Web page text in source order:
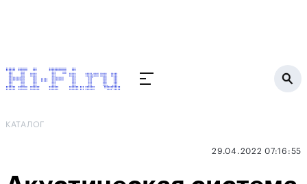
КАТАЛОГ
29.04.2022 07:16:55